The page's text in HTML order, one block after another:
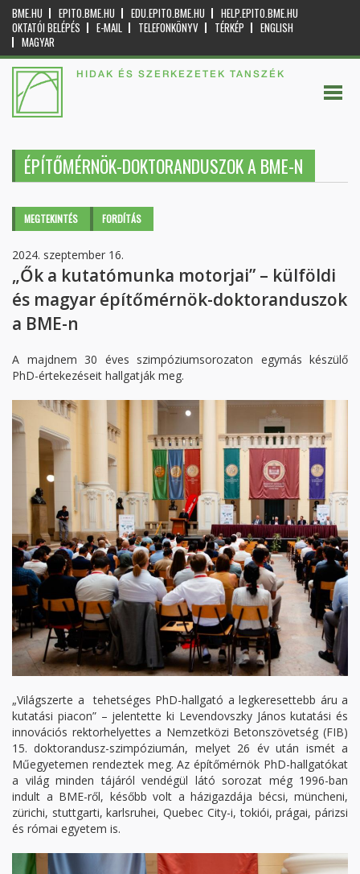
BME.HU EPITO.BME.HU EDU.EPITO.BME.HU
HELP.EPITO.BME.HU
OKTATÓI BELÉPÉS
E-MAIL TELEFONKÖNYV TÉRKÉP
ENGLISH
MAGYAR
HIDAK ÉS SZERKEZETEK TANSZÉK
ÉPÍTŐMÉRNÖK-DOKTORANDUSZOK A BME-N
Elsődleges fülek
MEGTEKINTÉS (AKTÍVFORDÍTÁS
2024. szeptember 16.
„Ők a kutatómunka motorjai” – külföldi
és magyar építőmérnök-doktoranduszok
a BME-n
A majdnem 30 éves szimpóziumsorozaton egymás készülő
PhD-értekezéseit hallgatják meg.
„Világszerte a tehetséges PhD-hallgató a legkeresettebb áru a
kutatási piacon” – jelentette ki Levendovszky János kutatási és
innovációs rektorhelyettes a Nemzetközi Betonszövetség (FIB)
15. doktorandusz-szimpóziumán, melyet 26 év után ismét a
Műegyetemen rendeztek meg. Az építőmérnök PhD-hallgatókat
a világ minden tájáról vendégül látó sorozat még 1996-ban
indult a BME-ről, később volt a házigazdája bécsi, müncheni,
zürichi, stuttgarti, karlsruhei, Quebec City-i, tokiói, prágai, párizsi
és római egyetem is.